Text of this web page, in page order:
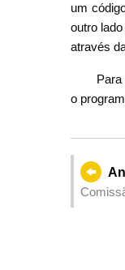
um
outro
através
o